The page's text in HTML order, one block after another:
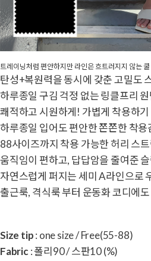
트레이닝처럼 편안하지만 라인은 흐트러지지 않는
탄성+복원력을 동시에 갖춘 고밀도
하루종일 구김 걱정 없는 링클프리
쾌적하고 시원하게! 가볍게 착용하
하루종일 입어도 편안한 쫀쫀한 착용
88사이즈까지 착용 가능한 허리 스
움직임이 편하고, 답답암을 줄여준
자연스럽게 퍼지는 세미 A라인으로
출근룩, 격식룩 부터 운동화 코디에
Size tip: one size / Free(55-88)
Fabric: 폴리90 / 스판10 (%)